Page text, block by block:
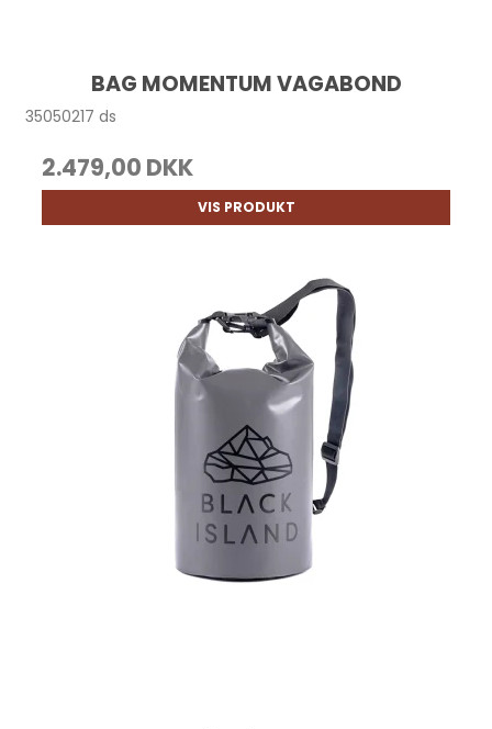
BAG MOMENTUM VAGABOND
35050217 ds
2.479,00 DKK
VIS PRODUKT